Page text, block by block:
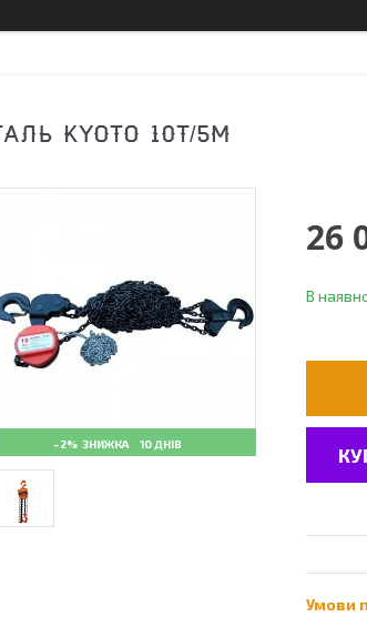
KYOTO 10Т/5М
–2% 10 ДНІВ
26
В